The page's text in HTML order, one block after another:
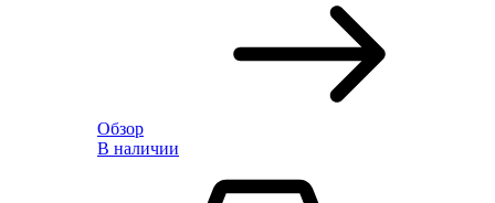
Обзор
В наличии